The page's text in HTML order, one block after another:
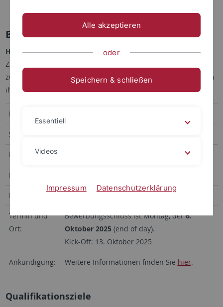
B302 Bachelorarbeit in Finance
Hinweis:Auch Studierende, die bereits über das
Zuteilungsverfahren des Prüfungsamtes einen Platz
zugewiesen bekamen, müssen eineBewerbung zusenden
, um
ihren Platz zu bestätigen.
Dozent:
Sprache:
Eignung:
ECTS-Punkte:
Prüfungsform:
Termin und
Ort:
Bewerbungsschluss ist Montag, der6.
Oktober 2025(end of day).
Kick-Off: 13. Oktober 2025
Ankündigung: Weitere Informationen finden Sie hier.
Qualifikationsziele
Alle akzeptieren
oder
Speichern & schließen
Essentiell
Videos
Impressum Datenschutzerklärung